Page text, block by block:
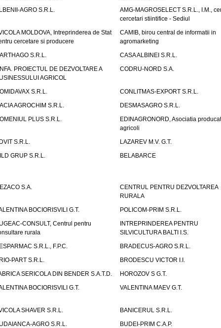
AGRO S.R.L.
AMG-MAGROSELECT S.R.L., I.M.,
cercetari stiintifice - Sediul
MOLDOVA, Intreprinderea de Stat
cercetare si producere
CAMIB, birou central de informatii in
agromarketing
S.R.L.
CASA ALBINEI S.R.L.
PROIECTUL DE DEZVOLTARE A
AGRICOL
CODRU-NORD S.A.
S.R.L.
CONLITMAS-EXPORT S.R.L.
AGROCHIM S.R.L.
DESMASAGRO S.R.L.
PLUS S.R.L.
EDINAGRONORD, Asociatia
agricoli
S.R.L.
LAZAREV M.V. G.T.
GRUP S.R.L.
BELABARCE
S.A.
CENTRUL PENTRU DEZVOLTAREA
RURALA
BOCIORISVILI G.T.
POLICOM-PRIM S.R.L.
CONSULT, Centrul pentru
rurala
INTREPRINDEREA PENTRU
SILVICULTURA BALTI I.S.
S.R.L., F.P.C.
BRADECUS-AGRO S.R.L.
PART S.R.L.
BRODESCU VICTOR I.I.
SERICOLA DIN BENDER S.A.T.D.
HOROZOV S G.T.
BOCIORISVILI G.T.
VALENTINA MAEV G.T.
SHAVER S.R.L.
BANICERUL S.R.L.
AGRO S.R.L.
BUDEI-PRIM C.A.P.